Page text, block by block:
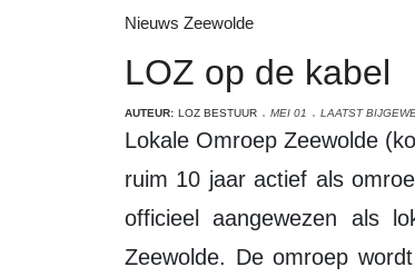
Nieuws Zeewolde
LOZ op de kabel
AUTEUR: LOZ BESTUUR MEI 01 LAATST
Lokale Omroep Zeewolde (kortgezegd LOZ) is als lokale vrijwilligersorganisatie al
ruim 10 jaar actief als
officieel aangewezen als
Zeewolde. De omroep